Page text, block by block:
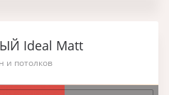
Ideal Matt
и потолков